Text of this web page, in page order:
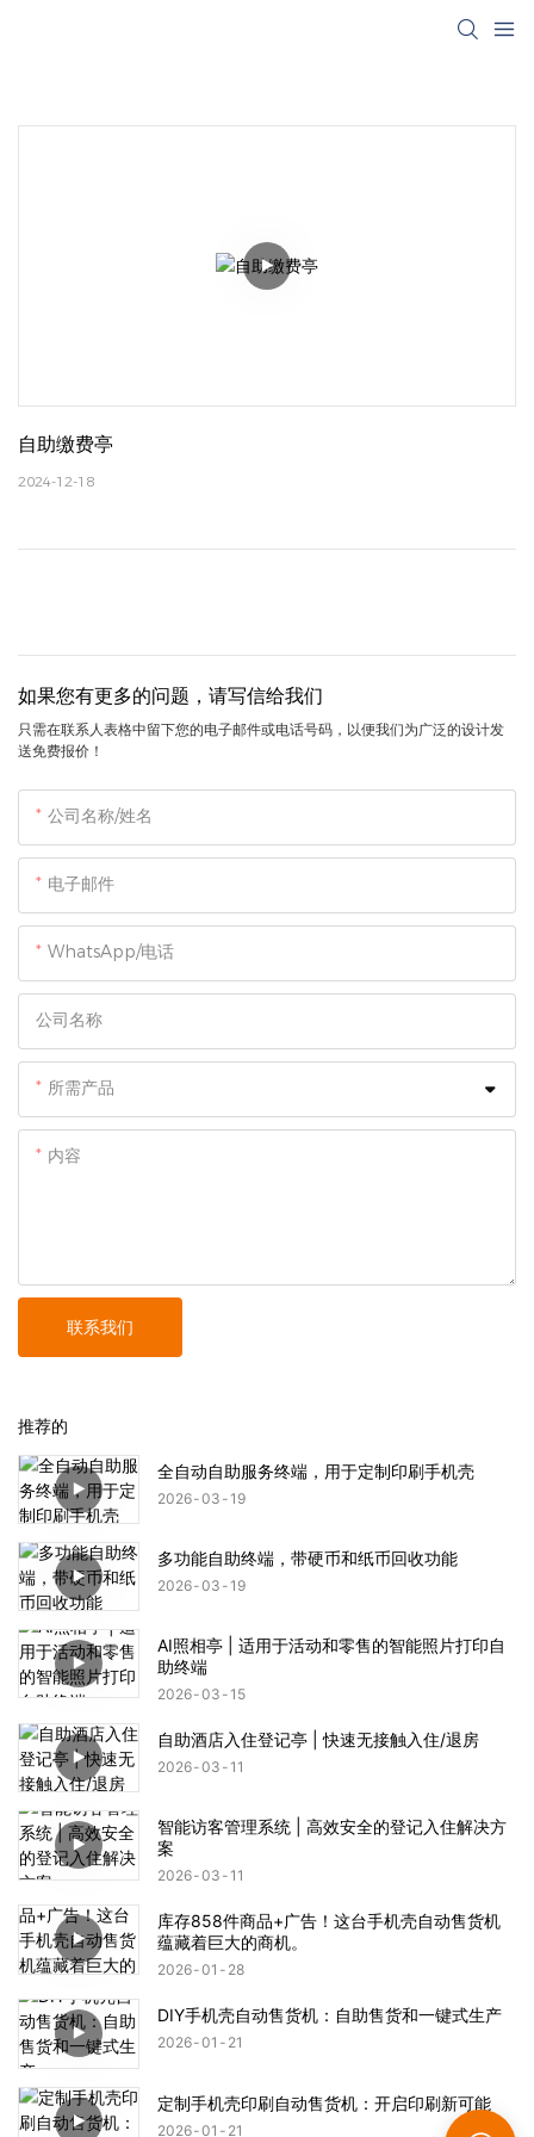
自助缴费亭
2024-12-18
如果您有更多的问题，请写信给我们
只需在联系人表格中留下您的电子邮件或电话号码，以便我们为广泛的设计发
送免费报价！
公司名称/姓名
电子邮件
WhatsApp/电话
公司名称
所需产品
内容
联系我们
推荐的
全自动自助服务终端，用于定制印刷手机壳
2026 03 19
多功能自助终端，带硬币和纸币回收功能
2026 03 19
AI照相亭 | 适用于活动和零售的智能照片打印自
助终端
2026 03 15
自助酒店入住登记亭 | 快速无接触入住/退房
2026 03 11
智能访客管理系统 | 高效安全的登记入住解决方
案
2026 03 11
库存858件商品+广告！这台手机壳自动售货机
蕴藏着巨大的商机。
2026 01 28
DIY手机壳自动售货机：自助售货和一键式生产
2026 01 21
定制手机壳印刷自动售货机：开启印刷新可能
2026 01 21